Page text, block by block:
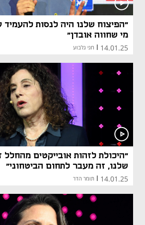
"הפיצוח שלנו היה לנסות להעמיד
מי שחווה אובדן"
14.01.25 חגי גלבוע
"היכולת לזהות אובייקטים מהחלל
שלנו, זה מעבר לתחום הביטחוני"
14.01.25 תומר הדר